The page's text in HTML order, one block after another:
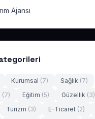
Ajansı
Kurumsal (7) Sağlık (7)
(7) Eğitim (5) Güzellik (3)
Turizm (3) E-Ticaret (2)